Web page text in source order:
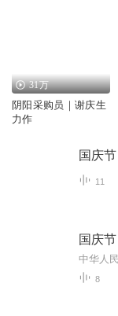
31万
阴阳采购员｜谢庆生
力作
国庆节
11
国庆节
8